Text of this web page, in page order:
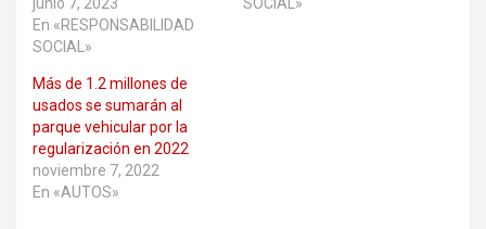
En «RESPONSABILIDAD
SOCIAL»
Más de 1.2 millones de
usados se sumarán al
parque vehicular por la
regularización en 2022
noviembre 7, 2022
En «AUTOS»